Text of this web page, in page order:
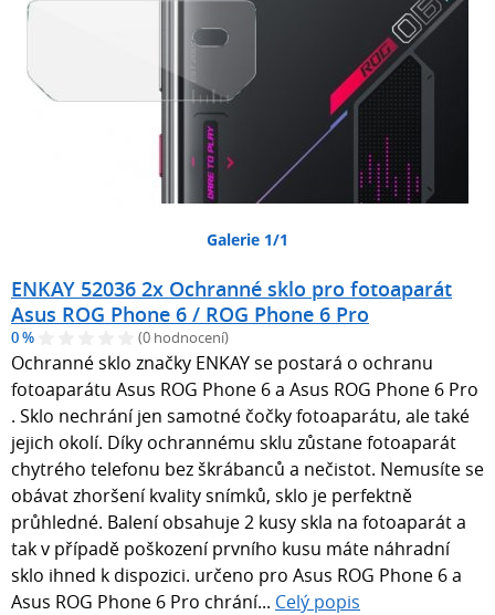
Galerie 1/1
ENKAY 52036 2x Ochranné sklo pro fotoaparát
Asus ROG Phone 6 / ROG Phone 6 Pro
0 % (0 hodnocení)
Ochranné sklo značky ENKAY se postará o ochranu
fotoaparátu Asus ROG Phone 6 a Asus ROG Phone 6 Pro
. Sklo nechrání jen samotné čočky fotoaparátu, ale také
jejich okolí. Díky ochrannému sklu zůstane fotoaparát
chytrého telefonu bez škrábanců a nečistot. Nemusíte se
obávat zhoršení kvality snímků, sklo je perfektně
průhledné. Balení obsahuje 2 kusy skla na fotoaparát a
tak v případě poškození prvního kusu máte náhradní
sklo ihned k dispozici. určeno pro Asus ROG Phone 6 a
Asus ROG Phone 6 Pro chrání... Celý popis